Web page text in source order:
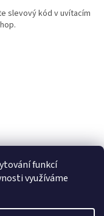
funkcí
využíváme
slevový kód v uvítacím